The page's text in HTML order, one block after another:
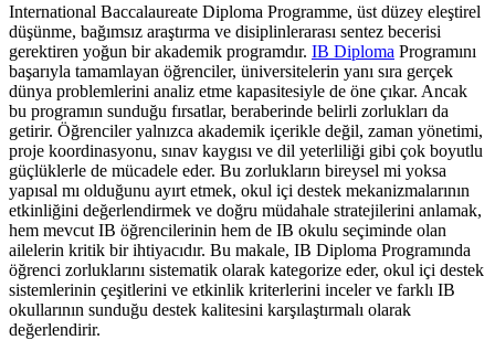
International Baccalaureate Diploma Programme, üst düzey eleştirel
düşünme, bağımsız araştırma ve disiplinlerarası sentez becerisi
gerektiren yoğun bir akademik programdır. IB Diploma Programını
başarıyla tamamlayan öğrenciler, üniversitelerin yanı sıra gerçek
dünya problemlerini analiz etme kapasitesiyle de öne çıkar. Ancak
bu programın sunduğu fırsatlar, beraberinde belirli zorlukları da
getirir. Öğrenciler yalnızca akademik içerikle değil, zaman yönetimi,
proje koordinasyonu, sınav kaygısı ve dil yeterliliği gibi çok boyutlu
güçlüklerle de mücadele eder. Bu zorlukların bireysel mi yoksa
yapısal mı olduğunu ayırt etmek, okul içi destek mekanizmalarının
etkinliğini değerlendirmek ve doğru müdahale stratejilerini anlamak,
hem mevcut IB öğrencilerinin hem de IB okulu seçiminde olan
ailelerin kritik bir ihtiyacıdır. Bu makale, IB Diploma Programında
öğrenci zorluklarını sistematik olarak kategorize eder, okul içi destek
sistemlerinin çeşitlerini ve etkinlik kriterlerini inceler ve farklı IB
okullarının sunduğu destek kalitesini karşılaştırmalı olarak
değerlendirir.